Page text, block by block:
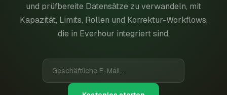
und prüfbereite Datensätze zu verwandeln, mit
Kapazität, Limits, Rollen und Korrektur-Workflows,
die in Everhour integriert sind.